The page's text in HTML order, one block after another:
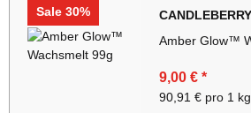
Sale 30%
Amber Glow™
9,00 € *
90,91 € pro 1 kg